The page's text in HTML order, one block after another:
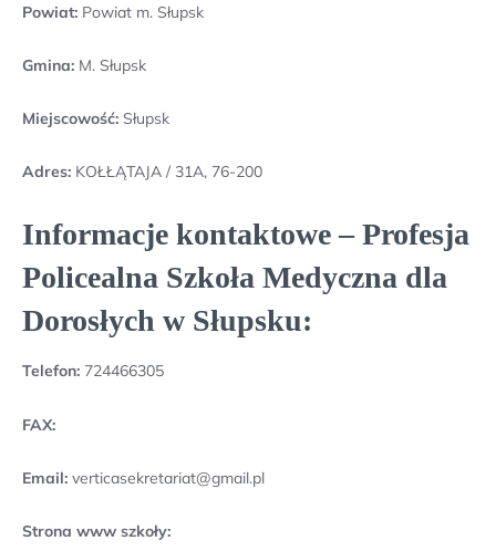
Powiat: Powiat m. Słupsk
Gmina: M. Słupsk
Miejscowość: Słupsk
Adres: KOŁŁĄTAJA / 31A, 76-200
Informacje kontaktowe – Profesja
Policealna Szkoła Medyczna dla
Dorosłych w Słupsku:
Telefon: 724466305
FAX:
Email: verticasekretariat@gmail.pl
Strona www szkoły: